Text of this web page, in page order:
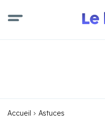
Accueil Astuces